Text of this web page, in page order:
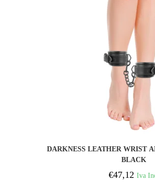
DARKNESS LEATHER WRIST
BLACK
€47,12 Iva